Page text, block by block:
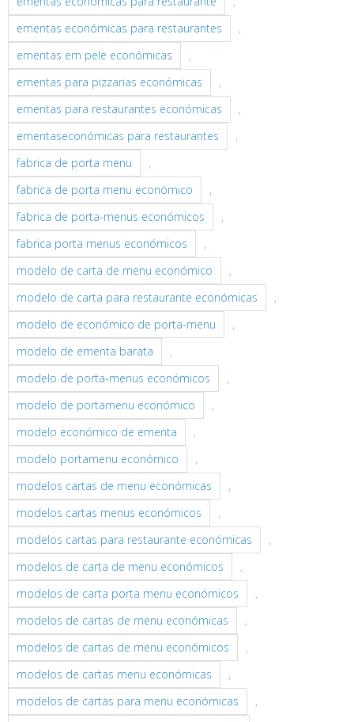
ementas económicas para restaurantes
,
ementas em pele económicas
,
ementas para pizzarias económicas
,
ementas para restaurantes económicas
,
ementaseconómicas para restaurantes
,
fabrica de porta menu
,
fabrica de porta menu económico
,
fabrica de porta-menus económicos
,
fabrica porta menus económicos
,
modelo de carta de menu económico
,
modelo de carta para restaurante económicas
,
modelo de económico de porta-menu
,
modelo de ementa barata
,
modelo de porta-menus económicos
,
modelo de portamenu económico
,
modelo económico de ementa
,
modelo portamenu económico
,
modelos cartas de menu económicas
,
modelos cartas menus económicos
,
modelos cartas para restaurante económicas
,
modelos de carta de menu económicos
,
modelos de carta porta menu económicos
,
modelos de cartas de menu económicas
,
modelos de cartas de menu económicos
,
modelos de cartas menu económicas
,
modelos de cartas para menu económicas
,